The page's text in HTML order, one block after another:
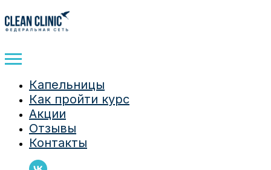
Капельницы
Как пройти курс
Акции
Отзывы
Контакты